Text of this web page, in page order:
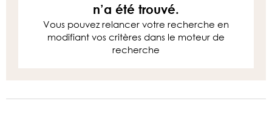
n’a été trouvé.
Vous pouvez relancer votre recherche en
modifiant vos critères dans le moteur de
recherche